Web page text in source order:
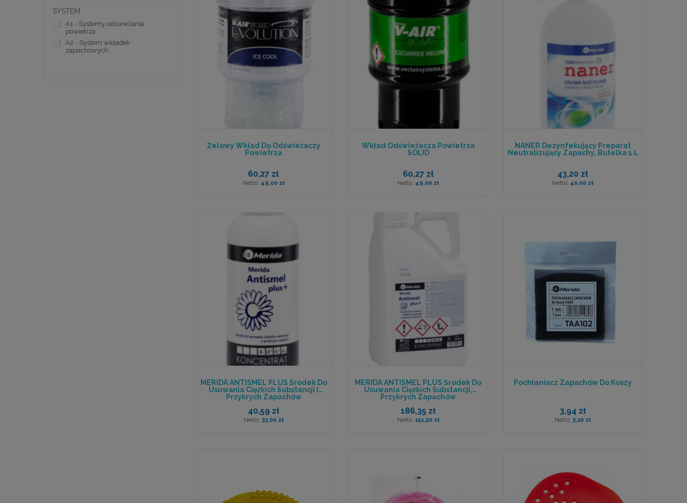
Żelowy Wkład Do Odświeżaczy
Powietrza
60,27 zł
49,00 zł
Wkład Odświeżacza Powietrza
SOLID
60,27 zł
49,00 zł
NANER Dezynfekujący Preparat
Neutralizujący Zapachy, Butelka 1 L
43,20 zł
40,00 zł
MERIDA ANTISMEL PLUS Środek Do
Usuwania Ciężkich Substancji I
Przykrych Zapachów
40,59 zł
33,00 zł
MERIDA ANTISMEL PLUS Środek Do
Usuwania Ciężkich Substancji,
Przykrych Zapachów
186,35 zł
151,50 zł
Pochłaniacz Zapachów Do Koszy
3,94 zł
3,20 zł
SYSTEM
A1 - Systemy odświeżania
powietrza
A2 - System wkładek
zapachowych